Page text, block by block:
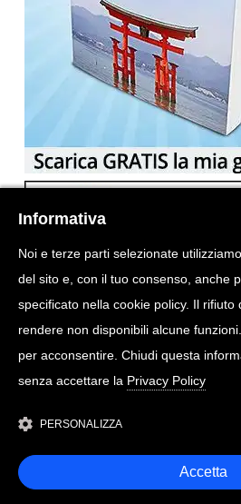
Informativa
Noi e terze parti selezionate
del sito e, con il tuo consenso, anche
specificato nella cookie policy. Il rifiuto
rendere non disponibili alcune
per acconsentire. Chiudi questa
senza accettare la Privacy Policy
PERSONALIZZA
Accetta